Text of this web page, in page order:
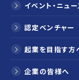
イベント・ニュー
認定ベンチャー
起業を目指す方
企業の皆様へ